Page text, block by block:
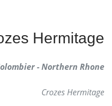
Hermitage
- Northern Rhone
Crozes Hermitage